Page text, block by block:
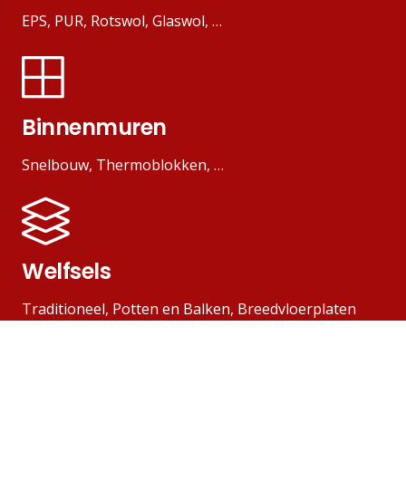
EPS, PUR, Rotswol, Glaswol, …
Binnenmuren
Snelbouw, Thermoblokken, …
Welfsels
Traditioneel, Potten en Balken, Breedvloerplaten